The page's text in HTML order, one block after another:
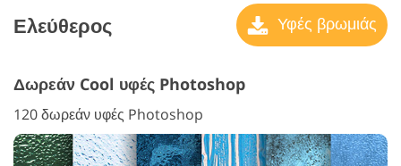
Ελεύθερος Υφές βρωμιάς
Δωρεάν Cool υφές Photoshop
120 δωρεάν υφές Photoshop